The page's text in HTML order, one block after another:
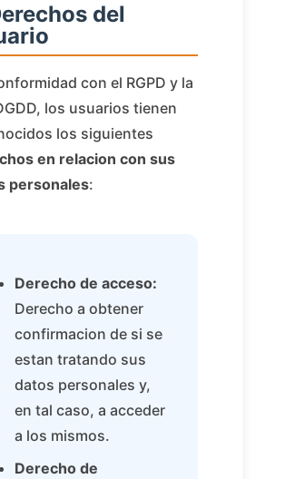
del
con el RGPD y la
los usuarios tienen
los siguientes
en relacion con sus
personales:
Derecho de acceso:
Derecho a obtener
confirmacion de si se
estan tratando sus
datos personales y,
en tal caso, a acceder
a los mismos.
Derecho de